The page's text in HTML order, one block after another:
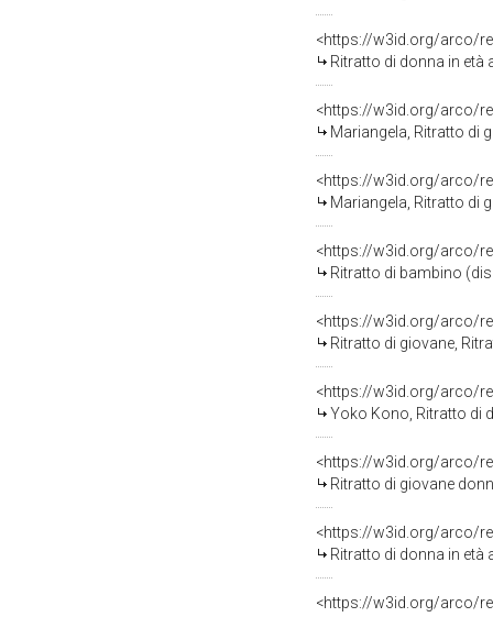
<https://w3id.org/arco/
Ritratto di donna in età
<https://w3id.org/arco/
Mariangela, Ritratto di
<https://w3id.org/arco/
Mariangela, Ritratto di
<https://w3id.org/arco/
Ritratto di bambino
<https://w3id.org/arco/
Ritratto di giovane,
<https://w3id.org/arco/
Yoko Kono, Ritratto di
<https://w3id.org/arco/
Ritratto di giovane
<https://w3id.org/arco/
Ritratto di donna in età
<https://w3id.org/arco/